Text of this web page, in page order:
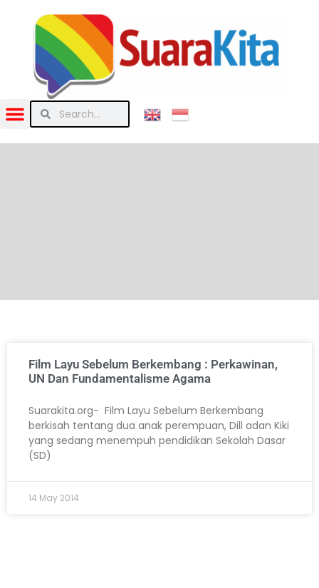
Film Layu Sebelum Berkembang : Perkawinan,
UN Dan Fundamentalisme Agama
Suarakita.org- Film Layu Sebelum Berkembang
berkisah tentang dua anak perempuan, Dill adan Kiki
yang sedang menempuh pendidikan Sekolah Dasar
(SD)
14 May 2014